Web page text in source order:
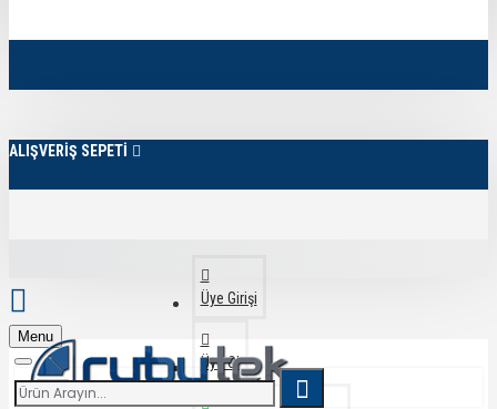
ALIŞVERİŞ SEPETİ
Üye Girişi
Üye Ol
Menu